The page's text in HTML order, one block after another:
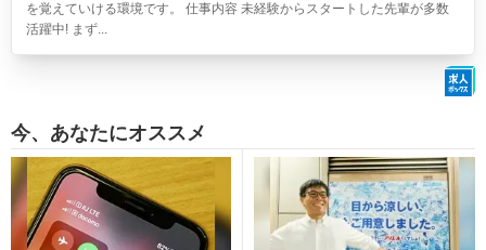
を覚えていける環境です。 仕事内容 未経験からスタートした先輩が多数
活躍中! まず...
今、あなたにオススメ